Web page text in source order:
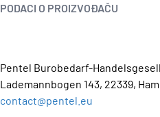
PODACI O PROIZVOĐAČU
Pentel Burobedarf-
Lademannbogen 143, 22339,
contact@pentel.eu